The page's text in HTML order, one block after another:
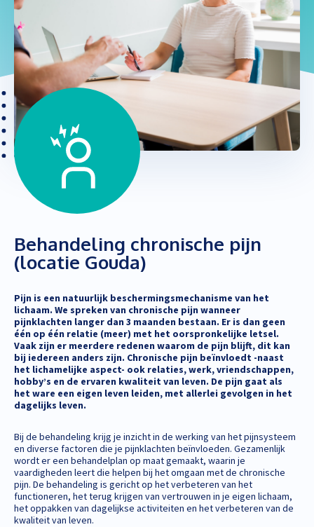
Behandeling chronische pijn
(locatie Gouda)
Pijn is een natuurlijk beschermingsmechanisme van het
lichaam. We spreken van chronische pijn wanneer
pijnklachten langer dan 3 maanden bestaan. Er is dan geen
één op één relatie (meer) met het oorspronkelijke letsel.
Vaak zijn er meerdere redenen waarom de pijn blijft, dit kan
bij iedereen anders zijn. Chronische pijn beïnvloedt -naast
het lichamelijke aspect- ook relaties, werk, vriendschappen,
hobby’s en de ervaren kwaliteit van leven. De pijn gaat als
het ware een eigen leven leiden, met allerlei gevolgen in het
dagelijks leven.
Bij de behandeling krijg je inzicht in de werking van het pijnsysteem
en diverse factoren die je pijnklachten beïnvloeden. Gezamenlijk
wordt er een behandelplan op maat gemaakt, waarin je
vaardigheden leert die helpen bij het omgaan met de chronische
pijn. De behandeling is gericht op het verbeteren van het
functioneren, het terug krijgen van vertrouwen in je eigen lichaam,
het oppakken van dagelijkse activiteiten en het verbeteren van de
kwaliteit van leven.